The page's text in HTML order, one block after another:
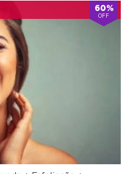
60%
OFF